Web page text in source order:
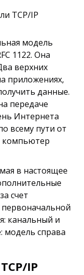
TCP/IP
модель
1122. Она
верхних
приложениях,
данные.
передаче
Интернета
всему пути от
компьютер
в настоящее
счет
первоначальной
канальный и
модель справа
IP